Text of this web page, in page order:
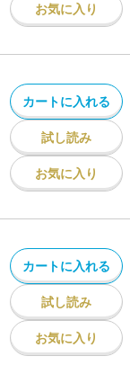
お気に入り
カートに入れる
試し読み
お気に入り
カートに入れる
試し読み
お気に入り